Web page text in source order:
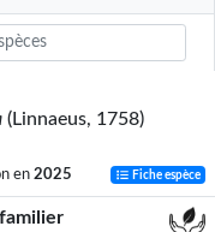
(Linnaeus, 1758)
en 2025 Fiche espèce